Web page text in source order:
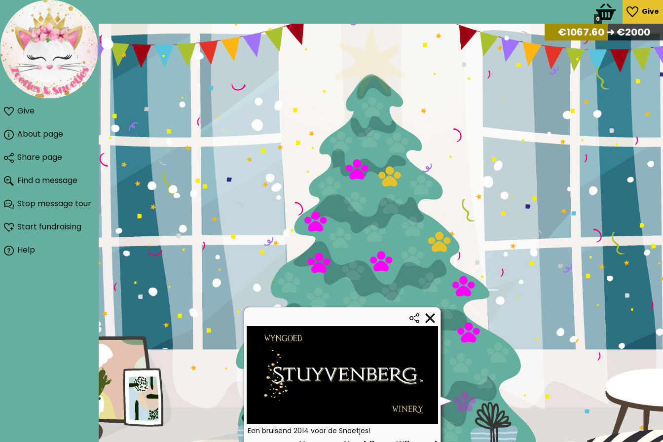
Give
0
Give
About page
Share page
Find a message
Stop message tour
Start fundraising
Help
€1105.28➜ €2000
Een bruisend 2014 voor de Snoetjes!